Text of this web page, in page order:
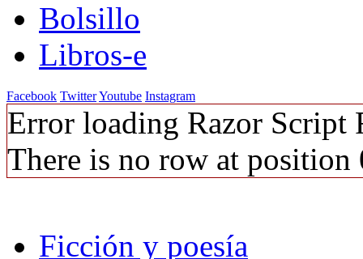
Bolsillo
Libros-e
Facebook TwitterYoutube Instagram
Error loading Razor Script
There is no row at position
Ficción y poesía